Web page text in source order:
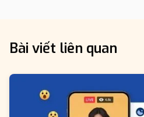
Bài viết liên quan